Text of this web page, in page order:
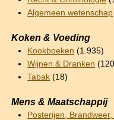
Algemeen wetenschap
Koken & Voeding
Kookboeken (1.935)
Wijnen & Dranken
Tabak (18)
Mens & Maatschappij
Posterijen,